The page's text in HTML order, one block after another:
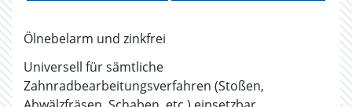
Ölnebelarm und zinkfrei
Universell für sämtliche
Zahnradbearbeitungsverfahren (Stoßen,